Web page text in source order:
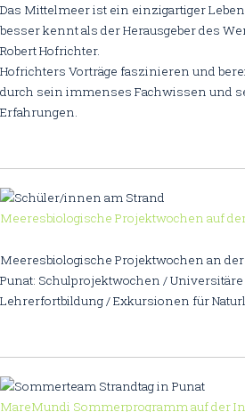
Das Mittelmeer ist ein einzigartiger
besser kennt als der Herausgeber des
Robert Hofrichter.
Hofrichters Vorträge faszinieren und
durch sein immenses Fachwissen und
Erfahrungen.
Meeresbiologische Projektwochen auf
Meeresbiologische Projektwochen an
Punat: Schulprojektwochen /
Lehrerfortbildung / Exkursionen für
MareMundi Sommerprogramm auf der